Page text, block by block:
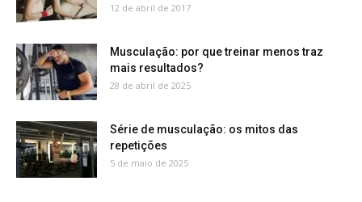
12 de abril de 2017
Musculação: por que treinar menos traz
mais resultados?
28 de abril de 2025
Série de musculação: os mitos das
repetições
5 de maio de 2025